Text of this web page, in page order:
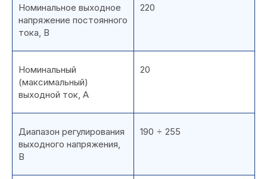
Номинальное выходное
напряжение постоянного
тока, В
220
Номинальный
(максимальный)
выходной ток, А
20
Диапазон регулирования
выходного напряжения,
В
190 ÷ 255